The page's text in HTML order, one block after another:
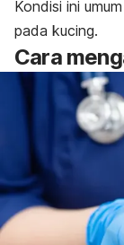
Kondisi ini
pada kucing.
Cara